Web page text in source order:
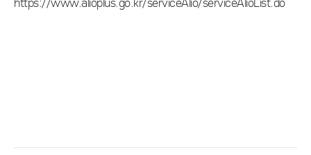
https://www.alioplus.go.kr/serviceAlio/serviceAlioList.do